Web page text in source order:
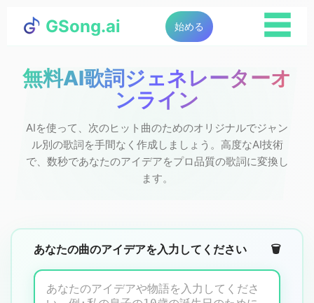
GSong.ai 始める ☰
無料AI歌詞ジェネレーターオ
ンライン
AIを使って、次のヒット曲のためのオリジナルでジャン
ル別の歌詞を手間なく作成しましょう。高度なAI技術
で、数秒であなたのアイデアをプロ品質の歌詞に変換し
ます。
あなたの曲のアイデアを入力してください 🗑️